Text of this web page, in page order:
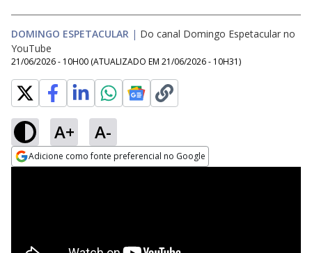
DOMINGO ESPETACULAR | Do canal Domingo Espetacular no
YouTube
21/06/2026 - 10H00 (ATUALIZADO EM 21/06/2026 - 10H31)
A+ A-
Adicione como fonte preferencial no Google